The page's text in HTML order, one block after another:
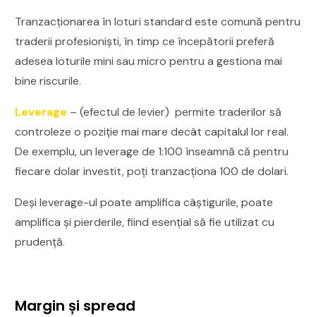
Tranzacționarea în loturi standard este comună pentru
traderii profesioniști, în timp ce începătorii preferă
adesea loturile mini sau micro pentru a gestiona mai
bine riscurile.
Leverage – (efectul de levier) permite traderilor să
controleze o poziție mai mare decât capitalul lor real.
De exemplu, un leverage de 1:100 înseamnă că pentru
fiecare dolar investit, poți tranzacționa 100 de dolari.
Deși leverage-ul poate amplifica câștigurile, poate
amplifica și pierderile, fiind esențial să fie utilizat cu
prudență.
Margin și spread